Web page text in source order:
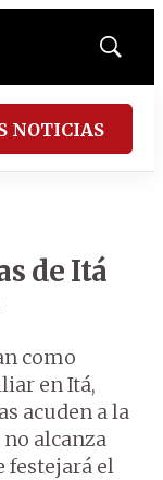
Mostrar
NOTICIAS
de Itá
como
en Itá,
acuden a la
alcanza
festejará el